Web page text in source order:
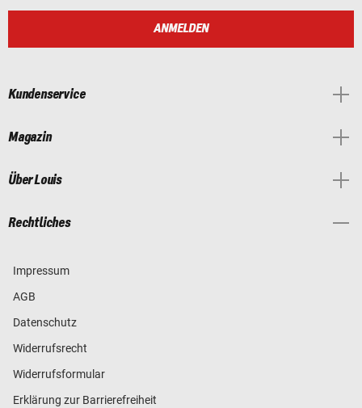
ANMELDEN
Kundenservice
Magazin
Über Louis
Rechtliches
Impressum
AGB
Datenschutz
Widerrufsrecht
Widerrufsformular
Erklärung zur Barrierefreiheit